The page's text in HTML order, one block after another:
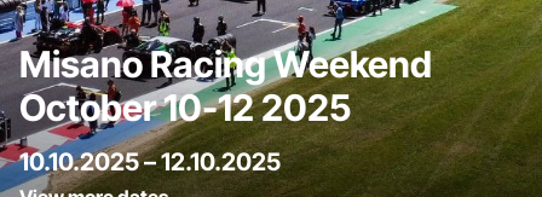
Misano Racing Weekend
October 10-12 2025
10.10.2025–12.10.2025